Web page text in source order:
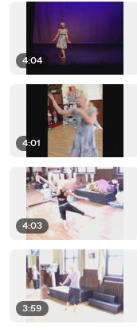
4:04
4:01
4:03
3:59